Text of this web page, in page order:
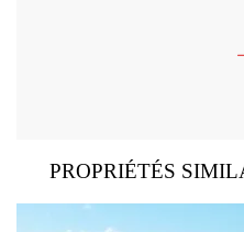
PROPRIÉTÉS